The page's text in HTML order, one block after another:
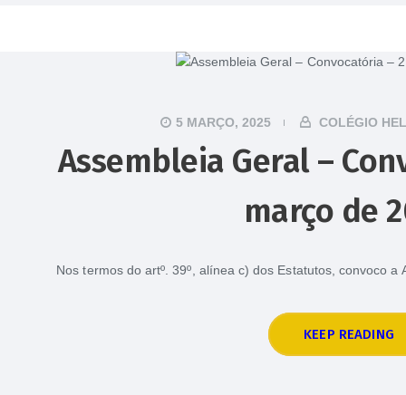
5 MARÇO, 2025 COLÉGIO
Assembleia Geral –
março de
Nos termos do artº. 39º, alínea c) dos Estatutos, convoco
KEEP READING